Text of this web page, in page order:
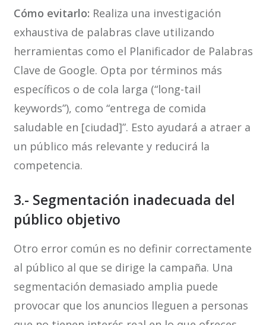
Cómo evitarlo: Realiza una investigación
exhaustiva de palabras clave utilizando
herramientas como el Planificador de Palabras
Clave de Google. Opta por términos más
específicos o de cola larga (“long-tail
keywords”), como “entrega de comida
saludable en [ciudad]”. Esto ayudará a atraer a
un público más relevante y reducirá la
competencia.
3.- Segmentación inadecuada del
público objetivo
Otro error común es no definir correctamente
al público al que se dirige la campaña. Una
segmentación demasiado amplia puede
provocar que los anuncios lleguen a personas